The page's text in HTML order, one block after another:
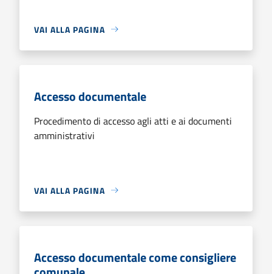
VAI ALLA PAGINA
Accesso documentale
Procedimento di accesso agli atti e ai documenti
amministrativi
VAI ALLA PAGINA
Accesso documentale come consigliere